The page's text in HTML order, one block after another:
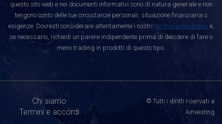
questo sito web e nei documenti informativi sono di natura generale e non
tengono conto delle tue circostanze personali, situazione finanziaria o
esigenze. Dovresti considerare attentamente i nostri Termini e condizioni e,
se necessario, richiedi un parere indipendente prima di decidere di fare o
meno trading in prodotti di questo tipo.
Chi siamo
Termini e accordi
© Tutti i diritti riservati a
Ainvesting